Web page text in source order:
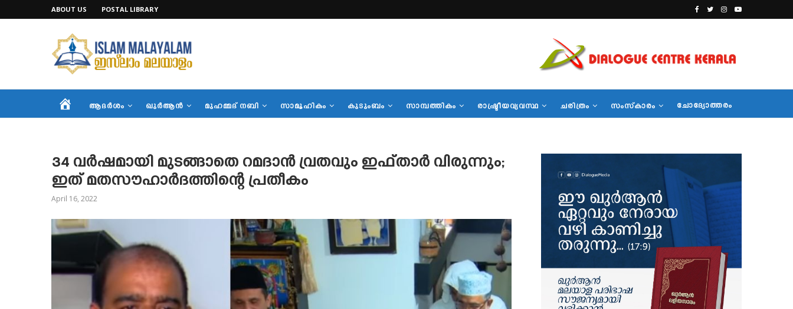
ABOUT US POSTAL LIBRARY
HOMEആദര്‍ശം ഖുര്‍ആന്‍ മുഹമ്മദ് നബി സാമൂഹികം കുടുംബം സാമ്പത്തികം രാഷ്ട്രീയവ്യവസ്ഥ ചരിത്രം സംസ്‌കാരം ചോദ്യോത്തരം
34 വര്‍ഷമായി മുടങ്ങാതെ റമദാന്‍ വ്രതവും ഇഫ്താര്‍ വിരുന്നും;
ഇത് മതസൗഹാര്‍ദത്തിന്റെ പ്രതീകം
April 16, 2022